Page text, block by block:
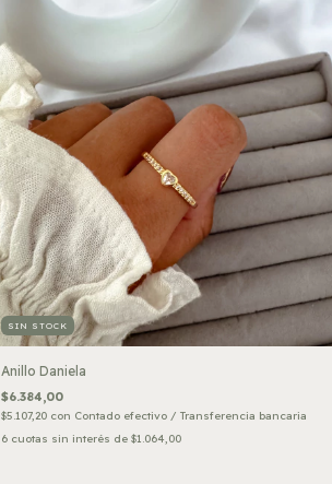
SIN STOCK
Anillo Daniela
$6.384,00
$5.107,20 con Contado efectivo / Transferencia bancaria
6 cuotas sin interés de $1.064,00